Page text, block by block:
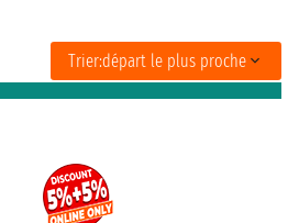
Trier:départ le plus proche